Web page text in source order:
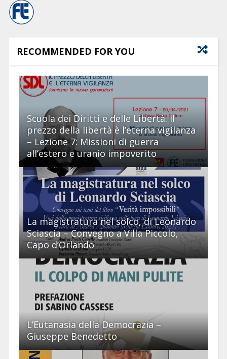
RECOMMENDED FOR YOU
Scuola dei Diritti e delle Libertà. Il
prezzo della libertà è l’eterna vigilanza
– Lezione 7: Missioni di guerra
all’estero e uranio impoverito
La magistratura nel solco, di Leonardo
Sciascia – Convegno a Villa Piccolo,
Capo d’Orlando
L’Eutanasia della Democrazia –
Giuseppe Benedetto